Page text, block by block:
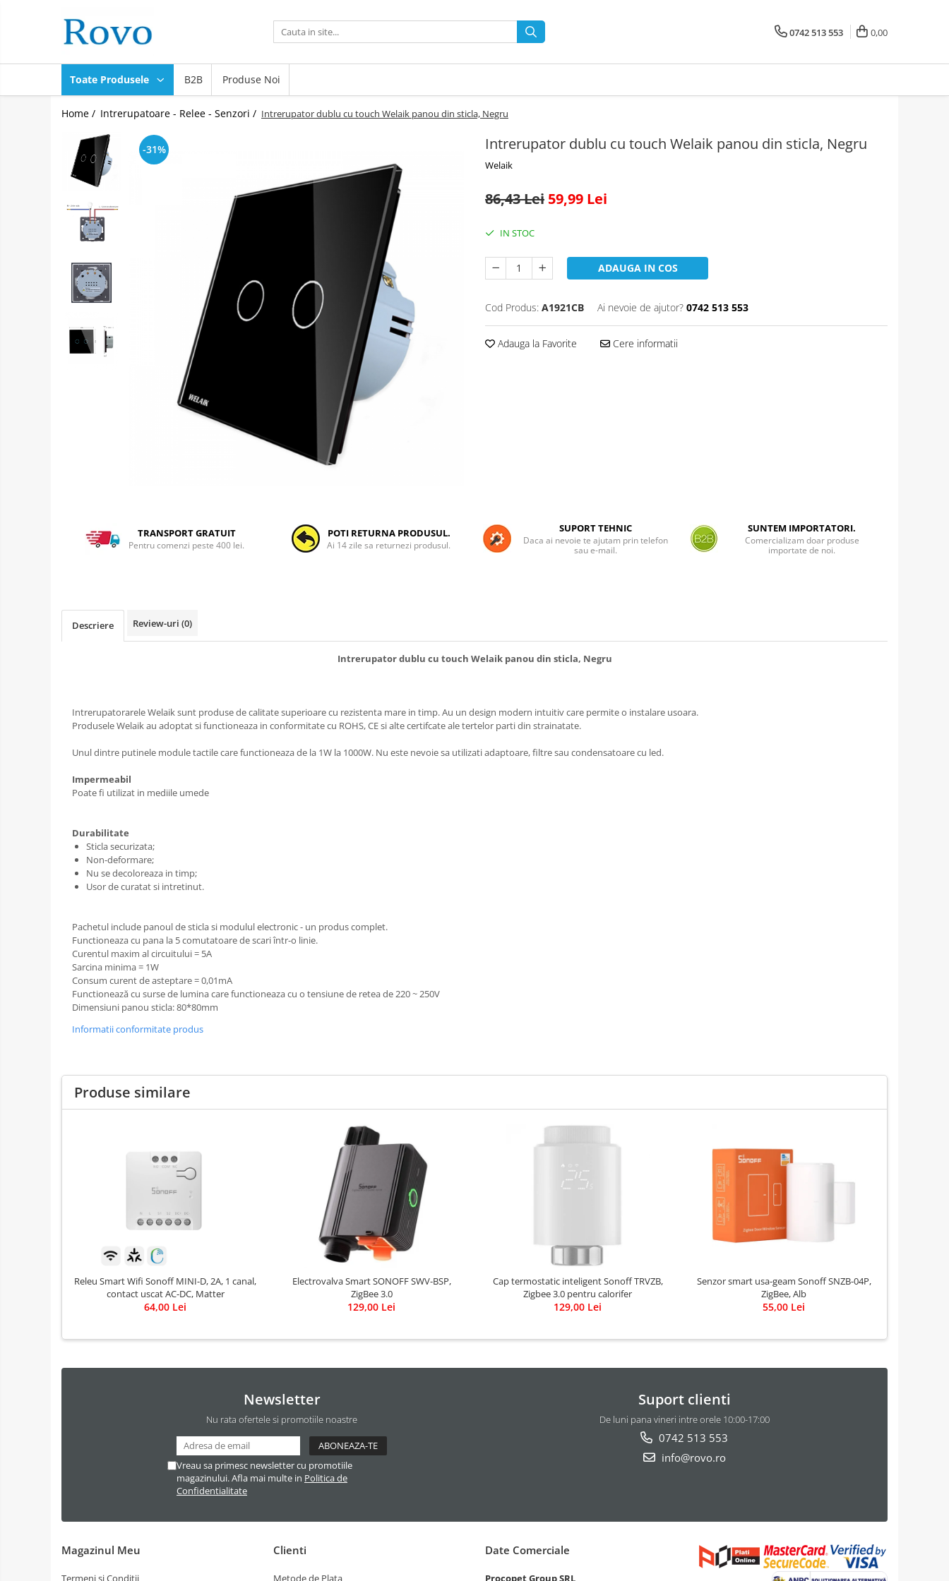
Toate Produsele
Corpuri de Iluminat
Intrerupatoare - Relee - Senzori
Prize - Prelungitoare - Sigurante
Ingrijire personala
Camere Video
Statie de incarcare masini
0742 513 553 0,00
Toate Produsele B2B Produse Noi
Home / Intrerupatoare - Relee - Senzori / Intrerupator dublu cu touch Welaik panou din sticla, Negru
Intrerupator dublu cu touch Welaik panou din sticla, Negru
Welaik
-31%
86,43 Lei 59,99 Lei
IN STOC
ADAUGA IN COS
Cod Produs: A1921CB Ai nevoie de ajutor? 0742 513 553
Adauga la Favorite Cere informatii
TRANSPORT GRATUIT
Pentru comenzi peste 400 lei.
POTI RETURNA PRODUSUL.
Ai 14 zile sa returnezi produsul.
SUPORT TEHNIC
Daca ai nevoie te ajutam prin telefon
sau e-mail.
SUNTEM IMPORTATORI.
Comercializam doar produse
importate de noi.
Descriere Review-uri (0)
Intrerupator dublu cu touch Welaik panou din sticla, Negru
Intrerupatorarele Welaik sunt produse de calitate superioare cu rezistenta mare in timp. Au un design modern intuitiv care permite o instalare usoara.
Produsele Welaik au adoptat si functioneaza in conformitate cu ROHS, CE si alte certifcate ale tertelor parti din strainatate.
Unul dintre putinele module tactile care functioneaza de la 1W la 1000W. Nu este nevoie sa utilizati adaptoare, filtre sau condensatoare cu led.
Impermeabil
Poate fi utilizat in mediile umede
Durabilitate
Sticla securizata;
Non-deformare;
Nu se decoloreaza in timp;
Usor de curatat si intretinut.
Pachetul include panoul de sticla si modulul electronic - un produs complet.
Functioneaza cu pana la 5 comutatoare de scari într-o linie.
Curentul maxim al circuitului = 5A
Sarcina minima = 1W
Consum curent de asteptare = 0,01mA
Functionează cu surse de lumina care functioneaza cu o tensiune de retea de 220 ~ 250V
Dimensiuni panou sticla:80*80mm
Informatii conformitate produs
Produse similare
Releu Smart Wifi Sonoff MINI-D, 2A, 1 canal,
contact uscat AC-DC, Matter
64,00 Lei
Electrovalva Smart SONOFF SWV-BSP,
ZigBee 3.0
129,00 Lei
Cap termostatic inteligent Sonoff TRVZB,
Zigbee 3.0 pentru calorifer
129,00 Lei
Senzor smart usa-geam Sonoff SNZB-04P,
ZigBee, Alb
55,00 Lei
Newsletter
Nu rata ofertele si promotiile noastre
Vreau sa primesc newsletter cu promotiile
magazinului. Afla mai multe in Politica de
Confidentialitate
Suport clienti
De luni pana vineri intre orele 10:00-17:00
0742 513 553
info@rovo.ro
Magazinul Meu
Termeni si Conditii
Clienti
Metode de Plata
Date Comerciale
Procopet Group SRL